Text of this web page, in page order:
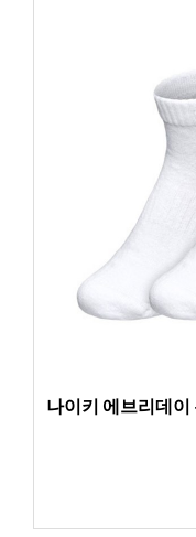
나이키 에브리데